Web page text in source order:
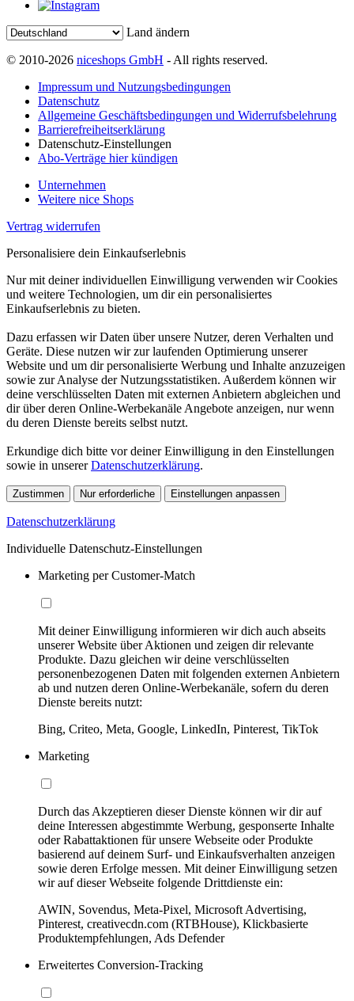
Land ändern
© 2010-2026 niceshops GmbH - All rights reserved.
Impressum und Nutzungsbedingungen
Datenschutz
Allgemeine Geschäftsbedingungen und Widerrufsbelehrung
Barrierefreiheitserklärung
Datenschutz-Einstellungen
Abo-Verträge hier kündigen
Unternehmen
Weitere nice Shops
Vertrag widerrufen
Personalisiere dein Einkaufserlebnis
Nur mit deiner individuellen Einwilligung verwenden wir Cookies
und weitere Technologien, um dir ein personalisiertes
Einkaufserlebnis zu bieten.
Dazu erfassen wir Daten über unsere Nutzer, deren Verhalten und
Geräte. Diese nutzen wir zur laufenden Optimierung unserer
Website und um dir personalisierte Werbung und Inhalte anzuzeigen
sowie zur Analyse der Nutzungsstatistiken. Außerdem können wir
deine verschlüsselten Daten mit externen Anbietern abgleichen und
dir über deren Online-Werbekanäle Angebote anzeigen, nur wenn
du deren Dienste bereits selbst nutzt.
Erkundige dich bitte vor deiner Einwilligung in den Einstellungen
sowie in unsererDatenschutzerklärung.
Zustimmen Nur erforderliche Einstellungen anpassen
Datenschutzerklärung
Individuelle Datenschutz-Einstellungen
Marketing per Customer-Match
Mit deiner Einwilligung informieren wir dich auch abseits
unserer Website über Aktionen und zeigen dir relevante
Produkte. Dazu gleichen wir deine verschlüsselten
personenbezogenen Daten mit folgenden externen Anbietern
ab und nutzen deren Online-Werbekanäle, sofern du deren
Dienste bereits nutzt:
Bing, Criteo, Meta, Google, LinkedIn, Pinterest, TikTok
Marketing
Durch das Akzeptieren dieser Dienste können wir dir auf
deine Interessen abgestimmte Werbung, gesponserte Inhalte
oder Rabattaktionen für unsere Webseite oder Produkte
basierend auf deinem Surf- und Einkaufsverhalten anzeigen
sowie deren Erfolge messen. Mit deiner Einwilligung setzen
wir auf dieser Webseite folgende Drittdienste ein:
AWIN, Sovendus, Meta-Pixel, Microsoft Advertising,
Pinterest, creativecdn.com (RTBHouse), Klickbasierte
Produktempfehlungen, Ads Defender
Erweitertes Conversion-Tracking